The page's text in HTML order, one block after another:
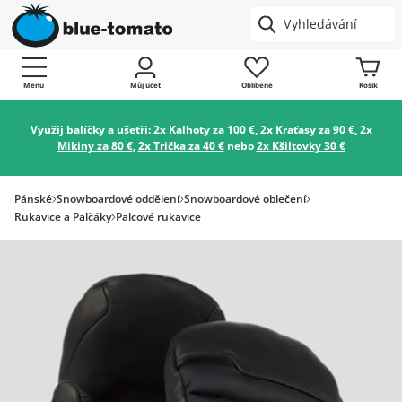
Menu Můj účet Oblíbené Košík
Využij balíčky a ušetři:2x Kalhoty za 100 €,2x Kraťasy za 90 €,2x
Mikiny za 80 €,2x Trička za 40 €nebo2x Kšiltovky 30 €
Pánské Snowboardové oddělení Snowboardové oblečení
Rukavice a Palčáky Palcové rukavice